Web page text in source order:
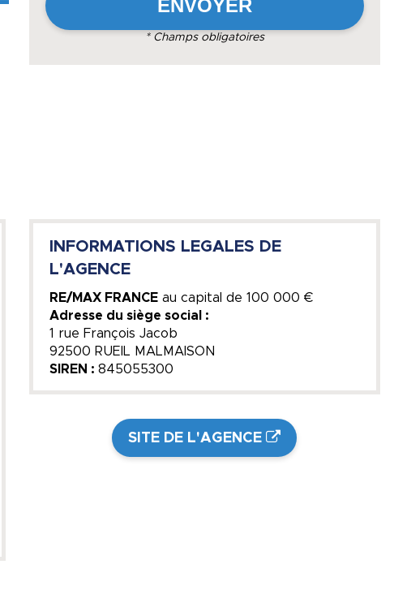
* Champs obligatoires
INFORMATIONS LEGALES DE
L'AGENCE
RE/MAX FRANCEau capital de 100 000 €
Adresse du siège social :
1 rue François Jacob
92500 RUEIL MALMAISON
SIREN : 845055300
SITE DE L'AGENCE